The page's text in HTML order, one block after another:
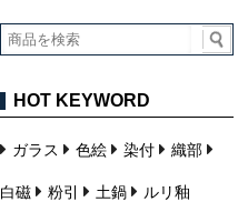
HOT KEYWORD
ガラス 色絵 染付 織部
白磁 粉引 土鍋 ルリ釉